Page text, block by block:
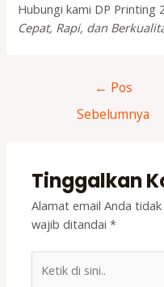
Hubungi kami DP Printing
Cepat, Rapi, dan
← Pos
Sebelumnya
Tinggalkan
Alamat email Anda
wajib ditandai*